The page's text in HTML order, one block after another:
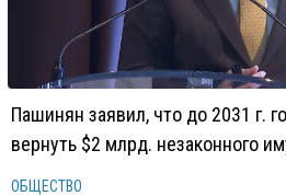
Пашинян заявил, что до 2031 г.
вернуть $2 млрд. незаконного
ОБЩЕСТВО